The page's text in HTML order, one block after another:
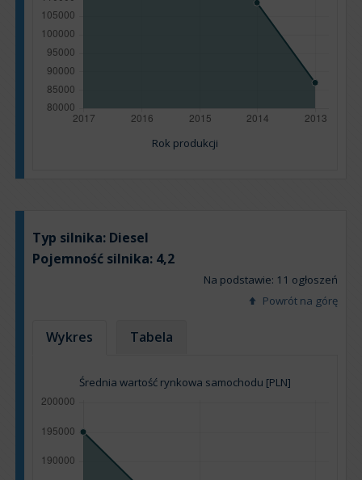
Rok produkcji
Typ silnika: Diesel
Pojemność silnika: 4,2
Na podstawie: 11 ogłoszeń
Powrót na górę
Wykres Tabela
Średnia wartość rynkowa samochodu [PLN]